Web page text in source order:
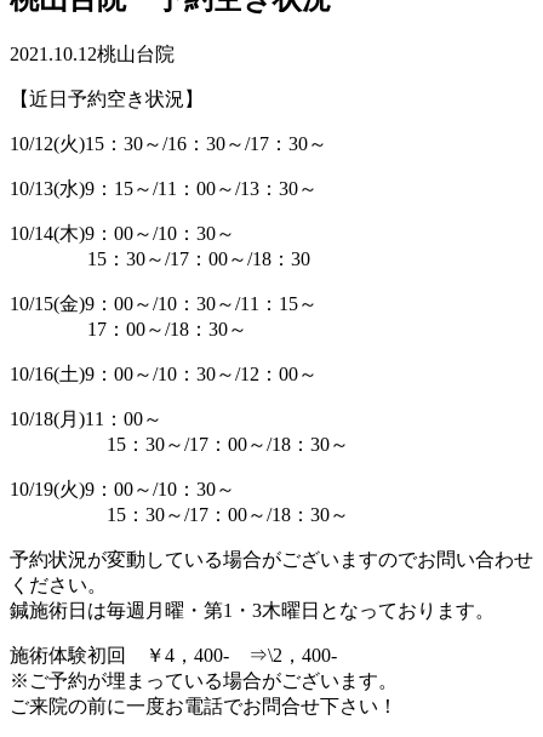
2021.10.12桃山台院
【近日予約空き状況】
10/12(火)15：30～/16：30～/17：30～
10/13(水)9：15～/11：00～/13：30～
10/14(木)9：00～/10：30～
15：30～/17：00～/18：30
10/15(金)9：00～/10：30～/11：15～
17：00～/18：30～
10/16(土)9：00～/10：30～/12：00～
10/18(月)11：00～
15：30～/17：00～/18：30～
10/19(火)9：00～/10：30～
15：30～/17：00～/18：30～
予約状況が変動している場合がございますのでお問い合わせ
ください。
鍼施術日は毎週月曜・第1・3木曜日となっております。
施術体験初回 ￥4，400- ⇒\2，400-
※ご予約が埋まっている場合がございます。
ご来院の前に一度お電話でお問合せ下さい！